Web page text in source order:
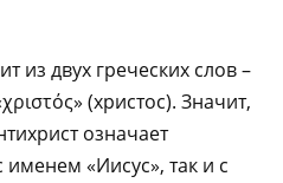
из двух греческих слов –
(христос). Значит,
означает
именем «Иисус», так и с